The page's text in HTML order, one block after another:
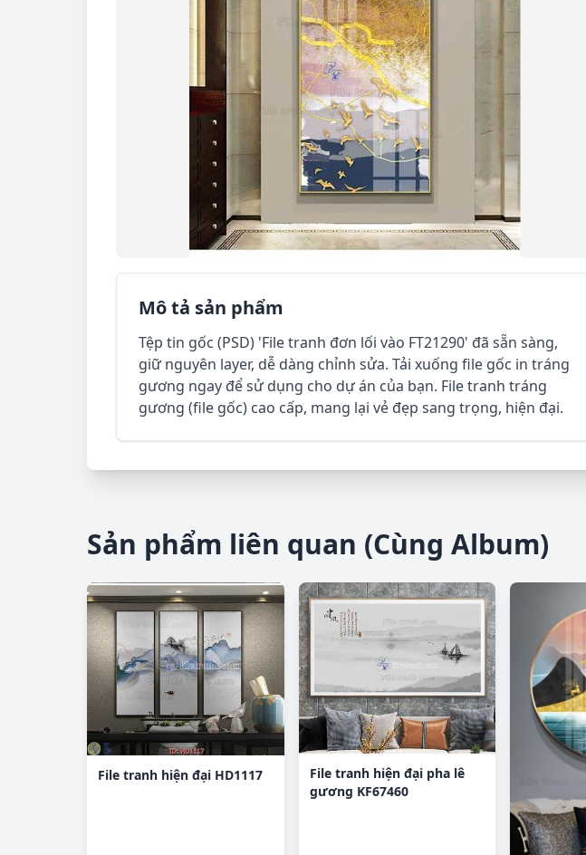
Mô tả sản phẩm
Tệp tin gốc (PSD) 'File tranh đơn lối vào FT21290' đã sẵn sàng,
giữ nguyên layer, dễ dàng chỉnh sửa. Tải xuống file gốc in tráng
gương ngay để sử dụng cho dự án của bạn. File tranh tráng
gương (file gốc) cao cấp, mang lại vẻ đẹp sang trọng, hiện đại.
Sản phẩm liên quan (Cùng Album)
File tranh hiện đại HD1117
File tranh hiện đại pha lê
gương KF67460